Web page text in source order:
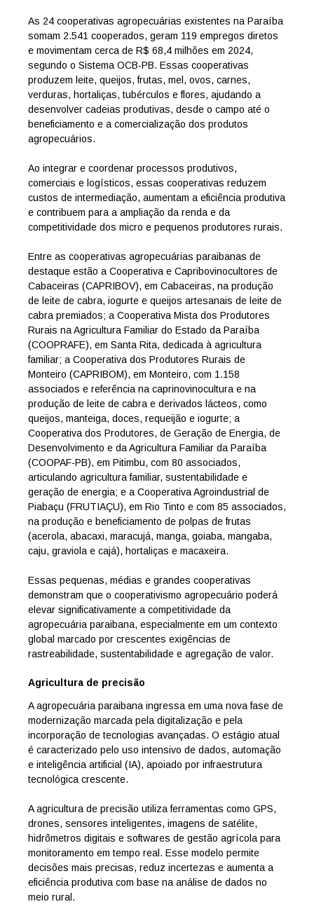
As 24 cooperativas agropecuárias existentes na Paraíba
somam 2.541 cooperados, geram 119 empregos diretos
e movimentam cerca de R$ 68,4 milhões em 2024,
segundo o Sistema OCB-PB. Essas cooperativas
produzem leite, queijos, frutas, mel, ovos, carnes,
verduras, hortaliças, tubérculos e flores, ajudando a
desenvolver cadeias produtivas, desde o campo até o
beneficiamento e a comercialização dos produtos
agropecuários.
Ao integrar e coordenar processos produtivos,
comerciais e logísticos, essas cooperativas reduzem
custos de intermediação, aumentam a eficiência produtiva
e contribuem para a ampliação da renda e da
competitividade dos micro e pequenos produtores rurais.
Entre as cooperativas agropecuárias paraibanas de
destaque estão a Cooperativa e Capribovinocultores de
Cabaceiras (CAPRIBOV), em Cabaceiras, na produção
de leite de cabra, iogurte e queijos artesanais de leite de
cabra premiados; a Cooperativa Mista dos Produtores
Rurais na Agricultura Familiar do Estado da Paraíba
(COOPRAFE), em Santa Rita, dedicada à agricultura
familiar; a Cooperativa dos Produtores Rurais de
Monteiro (CAPRIBOM), em Monteiro, com 1.158
associados e referência na caprinovinocultura e na
produção de leite de cabra e derivados lácteos, como
queijos, manteiga, doces, requeijão e iogurte; a
Cooperativa dos Produtores, de Geração de Energia, de
Desenvolvimento e da Agricultura Familiar da Paraíba
(COOPAF-PB), em Pitimbu, com 80 associados,
articulando agricultura familiar, sustentabilidade e
geração de energia; e a Cooperativa Agroindustrial de
Piabaçu (FRUTIAÇU), em Rio Tinto e com 85 associados,
na produção e beneficiamento de polpas de frutas
(acerola, abacaxi, maracujá, manga, goiaba, mangaba,
caju, graviola e cajá), hortaliças e macaxeira.
Essas pequenas, médias e grandes cooperativas
demonstram que o cooperativismo agropecuário poderá
elevar significativamente a competitividade da
agropecuária paraibana, especialmente em um contexto
global marcado por crescentes exigências de
rastreabilidade, sustentabilidade e agregação de valor.
Agricultura de precisão
A agropecuária paraibana ingressa em uma nova fase de
modernização marcada pela digitalização e pela
incorporação de tecnologias avançadas. O estágio atual
é caracterizado pelo uso intensivo de dados, automação
e inteligência artificial (IA), apoiado por infraestrutura
tecnológica crescente.
A agricultura de precisão utiliza ferramentas como GPS,
drones, sensores inteligentes, imagens de satélite,
hidrômetros digitais e softwares de gestão agrícola para
monitoramento em tempo real. Esse modelo permite
decisões mais precisas, reduz incertezas e aumenta a
eficiência produtiva com base na análise de dados no
meio rural.